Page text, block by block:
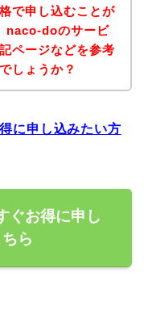
で申し込むことが
naco-doのサービ
ページなどを参考
しょうか？
に申し込みたい方
ぐお得に申し
ら